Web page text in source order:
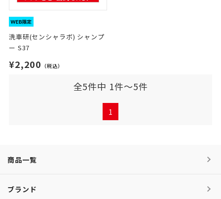
洗車研(センシャラボ) シャンプ
ー S37
¥2,200 （税込）
全5件中 1件～5件
1
商品一覧
ブランド